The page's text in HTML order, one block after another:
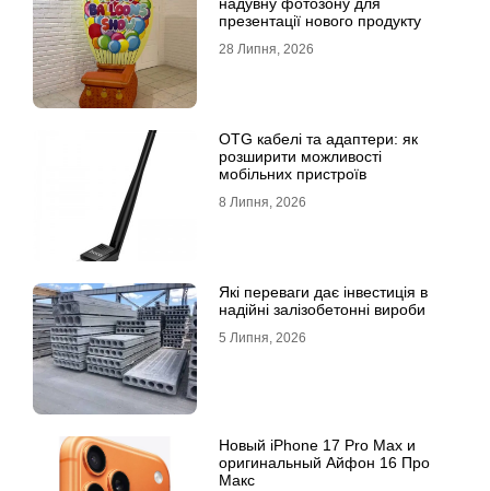
надувну фотозону для
презентації нового продукту
28 Липня, 2026
OTG кабелі та адаптери: як
розширити можливості
мобільних пристроїв
8 Липня, 2026
Які переваги дає інвестиція в
надійні залізобетонні вироби
5 Липня, 2026
Новый iPhone 17 Pro Max и
оригинальный Айфон 16 Про
Макс